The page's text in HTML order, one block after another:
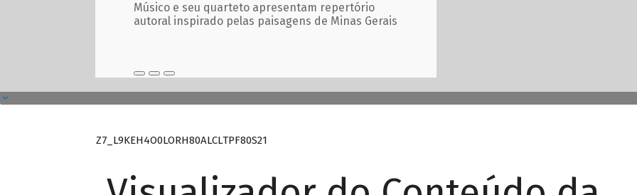
Músico e seu quarteto apresentam repertório
autoral inspirado pelas paisagens de Minas Gerais
Z7_L9KEH4O0LORH80ALCLTPF80S21